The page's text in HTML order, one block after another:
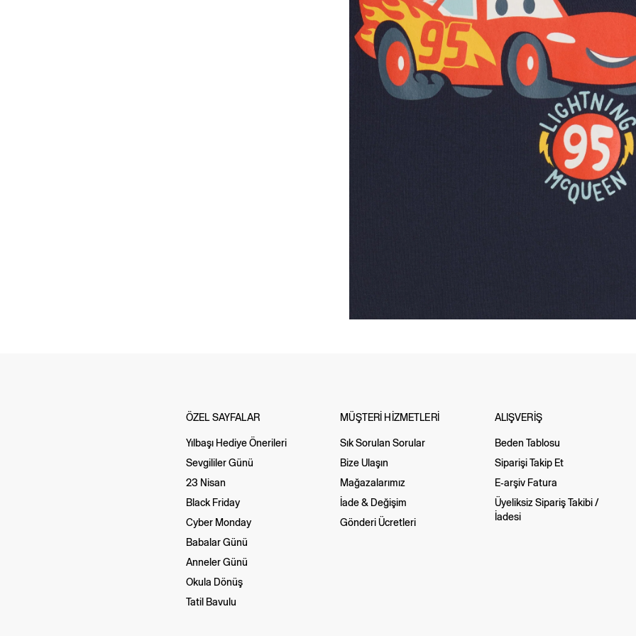
ÖZEL SAYFALAR
Yılbaşı Hediye Önerileri
Sevgililer Günü
23 Nisan
Black Friday
Cyber Monday
Babalar Günü
Anneler Günü
Okula Dönüş
Tatil Bavulu
MÜŞTERİ HİZMETLERİ
Sık Sorulan Sorular
Bize Ulaşın
Mağazalarımız
İade & Değişim
Gönderi Ücretleri
ALIŞVERİŞ
Beden Tablosu
Siparişi Takip Et
E-arşiv Fatura
Üyeliksiz Sipariş Takibi /
İadesi